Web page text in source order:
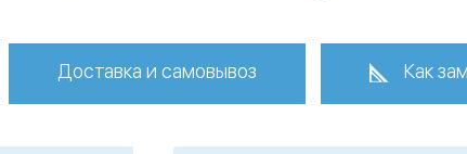
Доставка и самовывоз Как